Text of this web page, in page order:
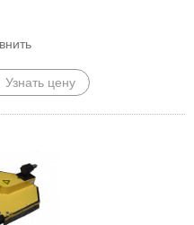
Узнать цену